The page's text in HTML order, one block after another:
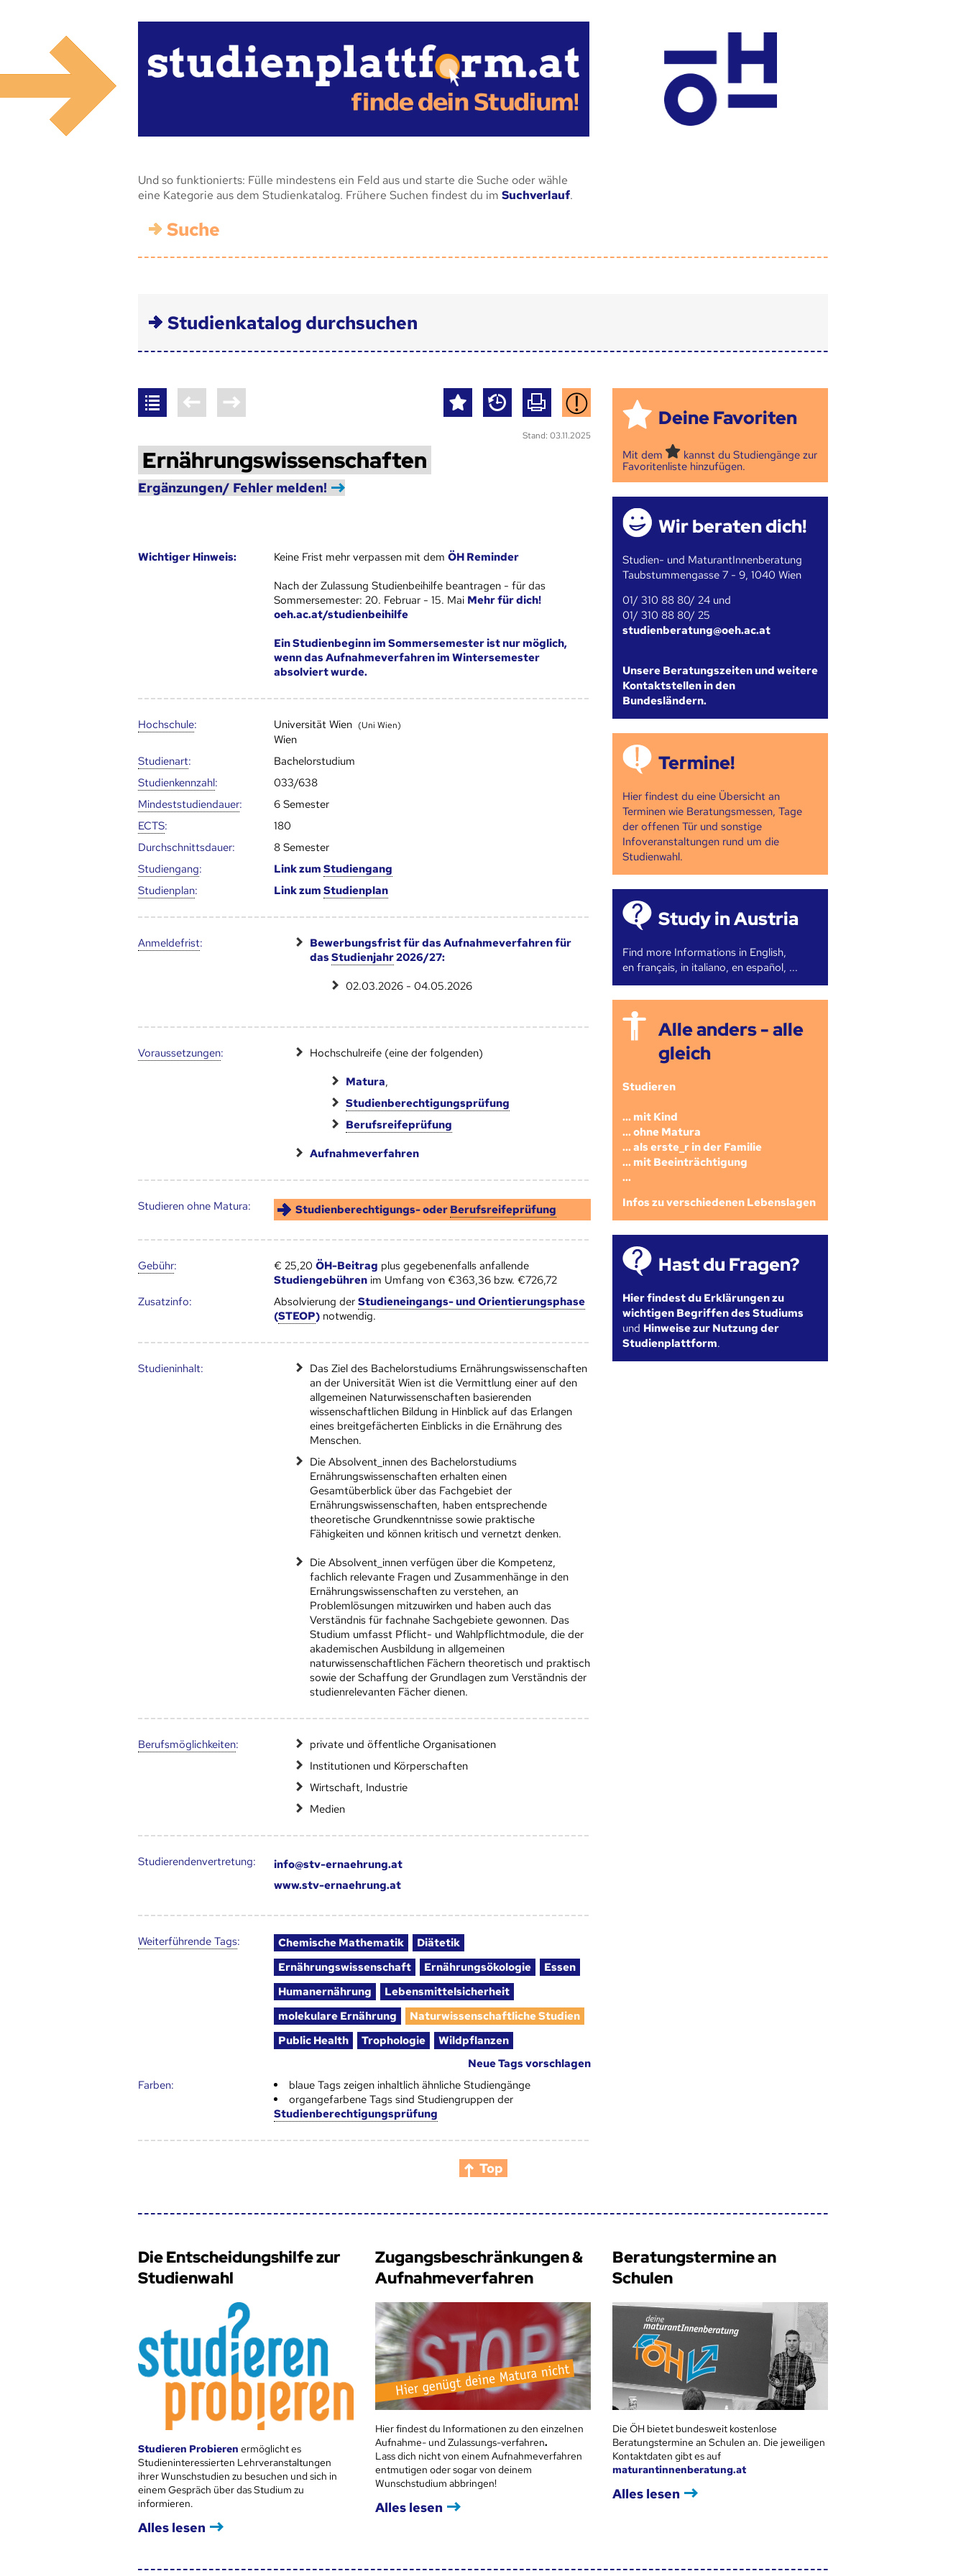
Und so funktionierts: Fülle mindestens ein Feld aus und starte die Suche oder wähle
eine Kategorie aus dem Studienkatalog. Frühere Suchen findest du im Suchverlauf.
Suche
Studienkatalog durchsuchen
Stand: 03.11.2025
Ernährungswissenschaften
Ergänzungen/ Fehler melden!
Wich­ti­ger Hin­weis: Keine Frist mehr verpassen mit dem ÖH Reminder
Nach der Zulassung Studienbeihilfe beantragen - für das
Sommersemester: 20. Februar - 15. Mai Mehr für dich!
oeh.ac.at/studienbeihilfe
Ein Studienbeginn im Sommersemester ist nur möglich,
wenn das Aufnahmeverfahren im Wintersemester
absolviert wurde.
Hoch­schule: Universität Wien (Uni Wien)
Wien
Studienart:
Bachelorstudium
Studien­kenn­zahl:
033/638
Mindest­studien­dauer:
6 Semester
ECTS:
180
Durch­schnitts­dauer:
8 Semester
Studien­gang: Link zum Studien­gang
Studien­plan: Link zum Studien­plan
Anmelde­frist:
Bewerbungsfrist für das Aufnahmeverfahren für
dasStudienjahr2026/27:
02.03.2026 - 04.05.2026
Voraus­setzungen: Hochschulreife (eine der folgenden)
Matura,
Studienberechtigungsprüfung
Berufsreifeprüfung
Aufnahmeverfahren
Studieren ohne Matura: Studienberechtigungs- oder Berufsreifeprüfung
Gebühr: € 25,20 ÖH-Beitrag plus gegebenenfalls anfallende
Studiengebührenim Umfang von €363,36 bzw. €726,72
Zusatz­info:
Absolvierung der Studieneingangs- und Orientierungsphase
(STEOP)notwendig.
Studien­inhalt:
Das Ziel des Bachelorstudiums Ernährungswissenschaften
an der Universität Wien ist die Vermittlung einer auf den
allgemeinen Naturwissenschaften basierenden
wissenschaftlichen Bildung in Hinblick auf das Erlangen
eines breitgefächerten Einblicks in die Ernährung des
Menschen.
Die Absolvent_innen des Bachelorstudiums
Ernährungswissenschaften erhalten einen
Gesamtüberblick über das Fachgebiet der
Ernährungswissenschaften, haben entsprechende
theoretische Grundkenntnisse sowie praktische
Fähigkeiten und können kritisch und vernetzt denken.
Die Absolvent_innen verfügen über die Kompetenz,
fachlich relevante Fragen und Zusammenhänge in den
Ernährungswissenschaften zu verstehen, an
Problemlösungen mitzuwirken und haben auch das
Verständnis für fachnahe Sachgebiete gewonnen. Das
Studium umfasst Pflicht- und Wahlpflichtmodule, die der
akademischen Ausbildung in allgemeinen
naturwissenschaftlichen Fächern theoretisch und praktisch
sowie der Schaffung der Grundlagen zum Verständnis der
studienrelevanten Fächer dienen.
Berufs­möglich­keiten:
private und öffentliche Organisationen
Institutionen und Körperschaften
Wirtschaft, Industrie
Medien
Studierendenvertretung:
info@stv-ernaehrung.at
www.stv-ernaehrung.at
Weiter­führende Tags: Chemische Mathematik
Diätetik
Ernährungswissenschaft
Ernährungsökologie
Essen
Humanernährung
Lebensmittelsicherheit
molekulare Ernährung
Naturwissenschaftliche Studien
Public Health
Trophologie
Wildpflanzen
Neue Tags vorschlagen
Farben:
blaue Tags zeigen inhaltlich ähnliche Studiengänge
organgefarbene Tags sind Studiengruppen der
Studienberechtigungsprüfung
Deine Favoriten
Mit dem
kannst du Studiengänge zur
Favoritenliste hinzufügen.
Wir beraten dich!
Studien- und MaturantInnenberatung
Taubstummengasse 7 - 9, 1040 Wien
01/ 310 88 80/ 24 und
01/ 310 88 80/ 25
studienberatung@oeh.ac.at
Unsere Beratungszeiten und weitere
Kontaktstellen in den
Bundesländern.
Termine!
Hier findest du eine Übersicht an
Terminen wie Beratungsmessen, Tage
der offenen Tür und sonstige
Infoveranstaltungen rund um die
Studienwahl.
Study in Austria
Find more Informations in English,
en français, in italiano, en español, ...
Alle anders - alle
gleich
Studieren
... mit Kind
... ohne Matura
... als erste_r in der Familie
... mit Beeinträchtigung
...
Infos zu verschiedenen Lebenslagen
Hast du Fragen?
Hier findest du Erklärungen zu
wichtigen Begriffen des Studiums
und Hinweise zur Nutzung der
Studienplattform.
Top
Die Entscheidungshilfe zur
Studienwahl
Studieren Probieren ermöglicht es
Studieninteressierten Lehrveranstaltungen
ihrer Wunschstudien zu besuchen und sich in
einem Gespräch über das Studium zu
informieren.
Alles lesen
Zugangsbeschränkungen &
Aufnahmeverfahren
Hier findest du Informationen zu den einzelnen
Aufnahme- und Zulassungs-verfahren.
Lass dich nicht von einem Aufnahmeverfahren
entmutigen oder sogar von deinem
Wunschstudium abbringen!
Alles lesen
Beratungstermine an
Schulen
Die ÖH bietet bundesweit kostenlose
Beratungstermine an Schulen an. Die jeweiligen
Kontaktdaten gibt es auf
maturantinnenberatung.at
Alles lesen